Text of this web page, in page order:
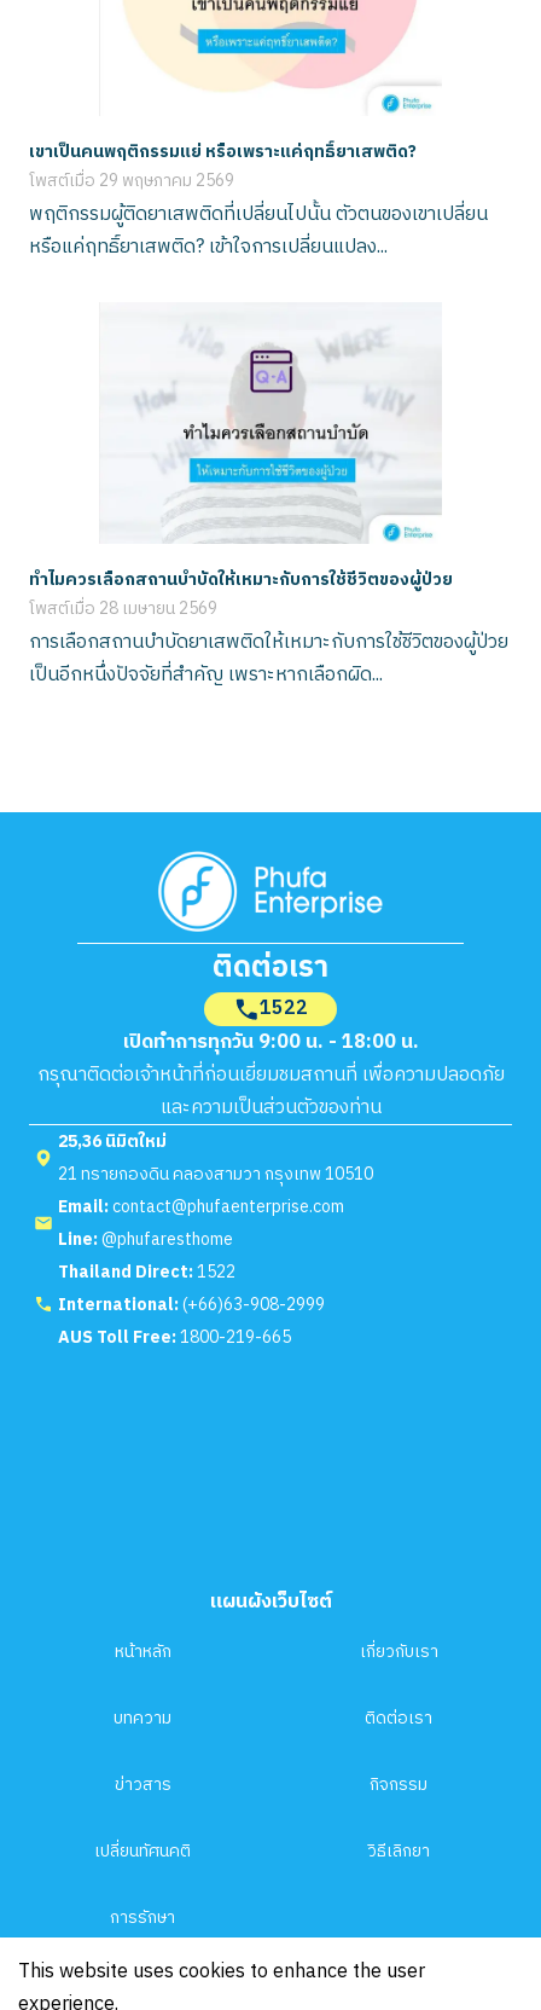
เขาเป็นคนพฤติกรรมแย่ หรือเพราะแค่ฤทธิ์ยาเสพติด?
โพสต์เมื่อ 29 พฤษภาคม 2569
พฤติกรรมผู้ติดยาเสพติดที่เปลี่ยนไปนั้น ตัวตนของเขาเปลี่ยน
หรือแค่ฤทธิ์ยาเสพติด? เข้าใจการเปลี่ยนแปลง...
ทำไมควรเลือกสถานบำบัดให้เหมาะกับการใช้ชีวิตของผู้ป่วย
โพสต์เมื่อ 28 เมษายน 2569
การเลือกสถานบำบัดยาเสพติดให้เหมาะกับการใช้ชีวิตของผู้ป่วย
เป็นอีกหนึ่งปัจจัยที่สำคัญ เพราะหากเลือกผิด...
ติดต่อเรา
1522
เปิดทำการทุกวัน 9:00 น. - 18:00 น.
กรุณาติดต่อเจ้าหน้าที่ก่อนเยี่ยมชมสถานที่ เพื่อความปลอดภัย
และความเป็นส่วนตัวของท่าน
25,36 นิมิตใหม่
21 ทรายกองดิน คลองสามวา กรุงเทพ 10510
Email:contact@phufaenterprise.com
Line:@phufaresthome
Thailand Direct:1522
International:(+66)63-908-2999
AUS Toll Free:1800-219-665
แผนผังเว็บไซต์
หน้าหลัก
บทความ
ข่าวสาร
เปลี่ยนทัศนคติ
การรักษา
เกี่ยวกับเรา
ติดต่อเรา
กิจกรรม
วิธีเลิกยา
This website uses cookies to enhance the user